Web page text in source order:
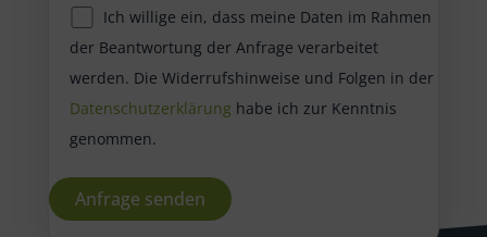
Ich willige ein, dass meine Daten im Rahmen
der Beantwortung der Anfrage verarbeitet
werden. Die Widerrufshinweise und Folgen in der
Datenschutzerklärung habe ich zur Kenntnis
genommen.